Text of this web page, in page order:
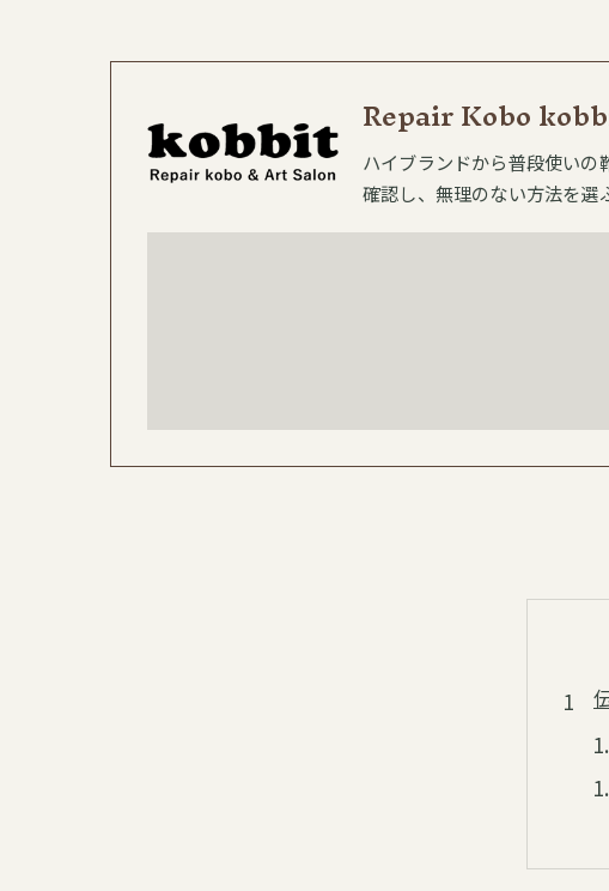
Repair Kobo
ハイブランドから普段使いの
確認し、無理のない方法を選